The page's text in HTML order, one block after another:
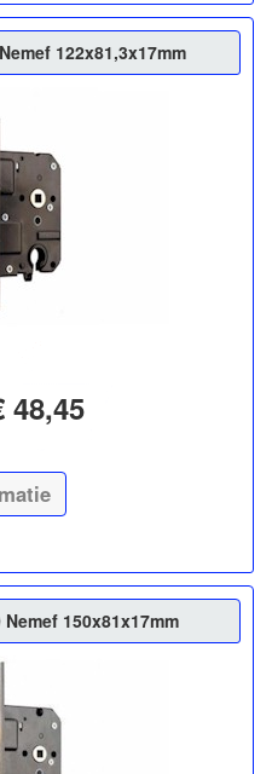
122x81,3x17mm
48,45
150x81x17mm